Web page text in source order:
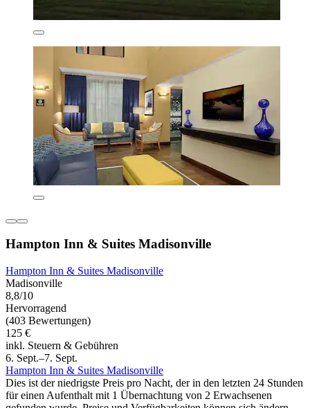
Hampton Inn & Suites Madisonville
Hampton Inn & Suites Madisonville
Madisonville
8,8/10
Hervorragend
(403 Bewertungen)
125 €
inkl. Steuern & Gebühren
6. Sept.–7. Sept.
Hampton Inn & Suites Madisonville
Dies ist der niedrigste Preis pro Nacht, der in den letzten 24 Stunden
für einen Aufenthalt mit 1 Übernachtung von 2 Erwachsenen